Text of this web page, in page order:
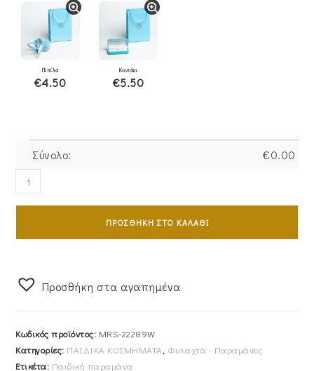
Πιπίλα
€4.50
Κουτάκι
€5.50
Σύνολο: €0.00
Παραμάνα
Να
Με
XC
NI
ΠΡΟΣΘΉΚΗ ΣΤΟ ΚΑΛΆΘΙ
Προσθήκη στα αγαπημένα
Κωδικός προϊόντος: MRS-22289W
Κατηγορίες: ΠΑΙΔΙΚΑ ΚΟΣΜΗΜΑΤΑ, Φυλαχτά - Παραμάνες
Ετικέτα: Παιδική παραμάνα